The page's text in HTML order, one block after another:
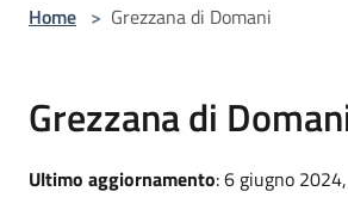
Home > Grezzana di Domani
Grezzana di
Ultimo aggiornamento: 6 giugno